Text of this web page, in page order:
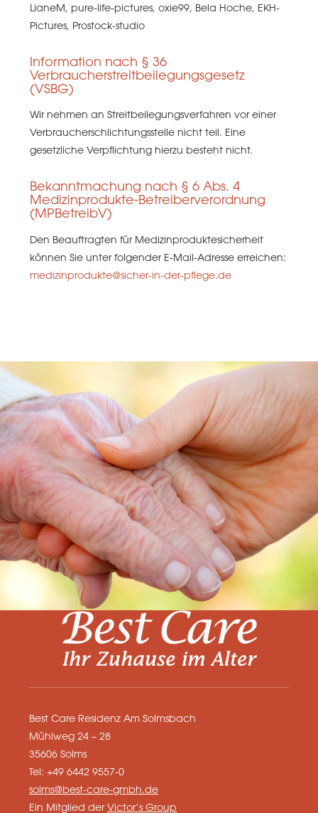
LianeM, pure-life-pictures, oxie99, Bela Hoche, EKH-
Pictures, Prostock-studio
Information nach § 36
Verbraucherstreitbeilegungsgesetz
(VSBG)
Wir nehmen an Streitbeilegungsverfahren vor einer
Verbraucherschlichtungsstelle nicht teil. Eine
gesetzliche Verpflichtung hierzu besteht nicht.
Bekanntmachung nach § 6 Abs. 4
Medizinprodukte-Betreiberverordnung
(MPBetreibV)
Den Beauftragten für Medizinproduktesicherheit
können Sie unter folgender E-Mail-Adresse erreichen:
medizinprodukte@sicher-in-der-pflege.de
Best Care Residenz Am Solmsbach
Mühlweg 24 – 28
35606 Solms
Tel: +49 6442 9557-0
solms@best-care-gmbh.de
Ein Mitglied der Victor’s Group